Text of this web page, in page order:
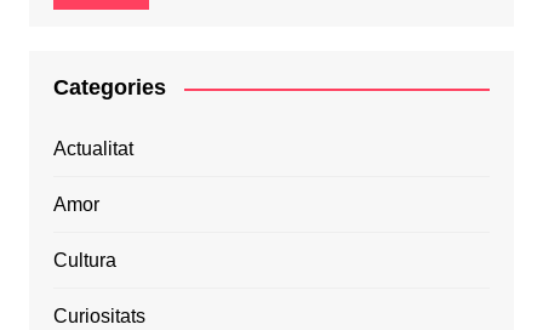
Categories
Actualitat
Amor
Cultura
Curiositats